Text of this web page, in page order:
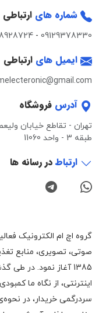
شماره های ارتباطی
09129378330
-
ایمیل های ارتباطی
آدرس فروشگاه
تهران - تقاطع خیابان
طبقه 3 - واحد 11060
ارتباطدر رسانه ها
گروه اچ ام الکترونیک
صوتی، تصویری، منابع
1385 آغاز نمود. در
اینترنتی، از نگاه ما
سردرگمی خریدار، در